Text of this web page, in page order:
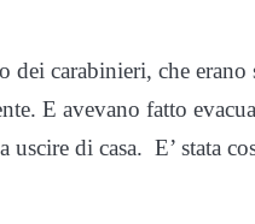
dei carabinieri, che
E avevano fatto
di casa. E’ stata